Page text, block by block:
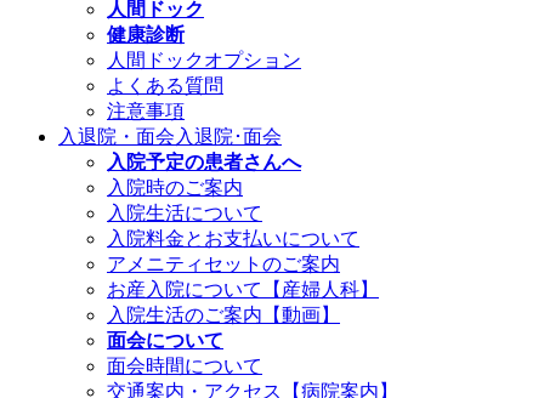
人間ドック
健康診断
人間ドックオプション
よくある質問
注意事項
入退院・面会 入退院･面会
入院予定の患者さんへ
入院時のご案内
入院生活について
入院料金とお支払いについて
アメニティセットのご案内
お産入院について【産婦人科】
入院生活のご案内【動画】
面会について
面会時間について
交通案内・アクセス【病院案内】